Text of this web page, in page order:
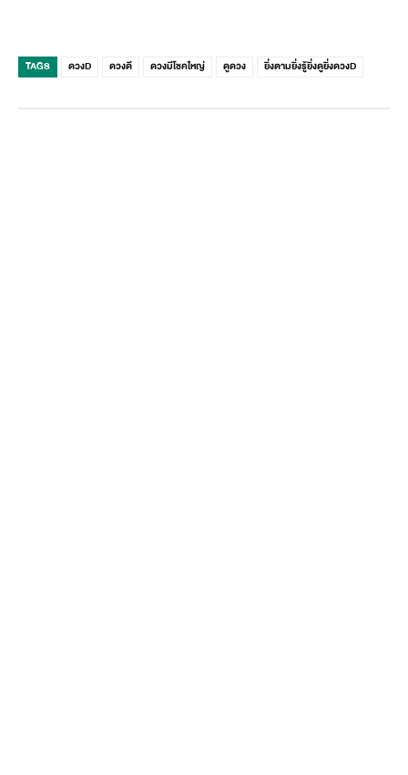
TAGS ดวงD ดวงดี ดวงมีโชคใหญ่ ดูดวง ยิ่งตามยิ่งรู้ยิ่งดูยิ่งดวงD